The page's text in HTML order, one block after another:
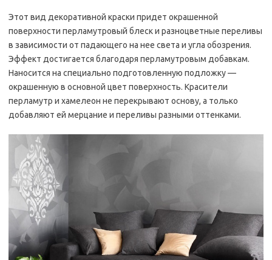
Этот вид декоративной краски придет окрашенной
поверхности перламутровый блеск и разноцветные переливы
в зависимости от падающего на нее света и угла обозрения.
Эффект достигается благодаря перламутровым добавкам.
Наносится на специально подготовленную подложку —
окрашенную в основной цвет поверхность. Красители
перламутр и хамелеон не перекрывают основу, а только
добавляют ей мерцание и переливы разными оттенками.